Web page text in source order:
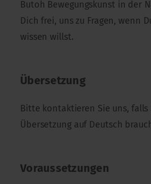
Butoh Bewegungskunst in der
Dich frei, uns zu Fragen, wenn
wissen willst.
Übersetzung
Bitte kontaktieren Sie uns, falls
Übersetzung auf Deutsch
Voraussetzungen